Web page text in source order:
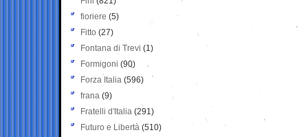
fioriere (5)
Fitto (27)
Fontana di Trevi (1)
Formigoni (90)
Forza Italia (596)
frana (9)
Fratelli d'Italia (291)
Futuro e Libertà (510)